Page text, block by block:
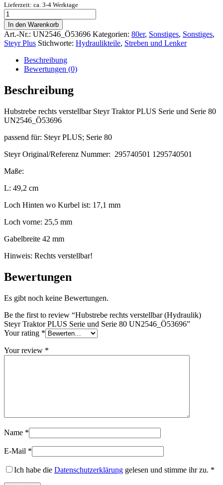
Lieferzeit: ca. 3-4 Werktage
Hubstrebe
rechts
verstellbar
(Hydraulik)
Steyr
Traktor
PLUS
und
Serie
UN2546_Ö53696
quantity
In den Warenkorb
Art.-Nr.: UN2546_Ö53696 Kategorien: 80er, Sonstiges, Sonstiges,
Steyr Plus Stichworte: Hydraulikteile, Streben und Lenker
Beschreibung
Bewertungen (0)
Beschreibung
Hubstrebe rechts verstellbar Steyr Traktor PLUS Serie und Serie 80
UN2546_Ö53696
passend für: Steyr PLUS; Serie 80
Steyr Original/Referenz Nummer: 295740501 1295740501
Maße:
L: 49,2 cm
Loch Hinten wo Kurbel ist: 17,1 mm
Loch vorne: 25,5 mm
Gabelbreite 42 mm
Hinweis: Rechts verstellbar!
Bewertungen
Es gibt noch keine Bewertungen.
Be the first to review “Hubstrebe rechts verstellbar (Hydraulik)
Steyr Traktor PLUS Serie und Serie 80 UN2546_Ö53696”
Your rating *
Your review *
Name *
E-Mail *
Ich habe die Datenschutzerklärung gelesen und stimme ihr zu. *